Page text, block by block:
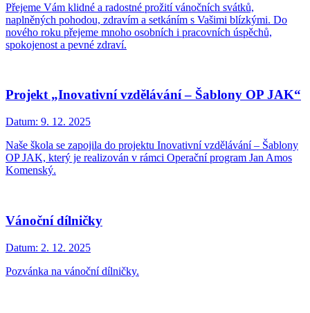
Přejeme Vám klidné a radostné prožití vánočních svátků,
naplněných pohodou, zdravím a setkáním s Vašimi blízkými. Do
nového roku přejeme mnoho osobních i pracovních úspěchů,
spokojenost a pevné zdraví.
Projekt „Inovativní vzdělávání – Šablony OP JAK“
Datum: 9. 12. 2025
Naše škola se zapojila do projektu Inovativní vzdělávání – Šablony
OP JAK, který je realizován v rámci Operační program Jan Amos
Komenský.
Vánoční dílničky
Datum: 2. 12. 2025
Pozvánka na vánoční dílničky.